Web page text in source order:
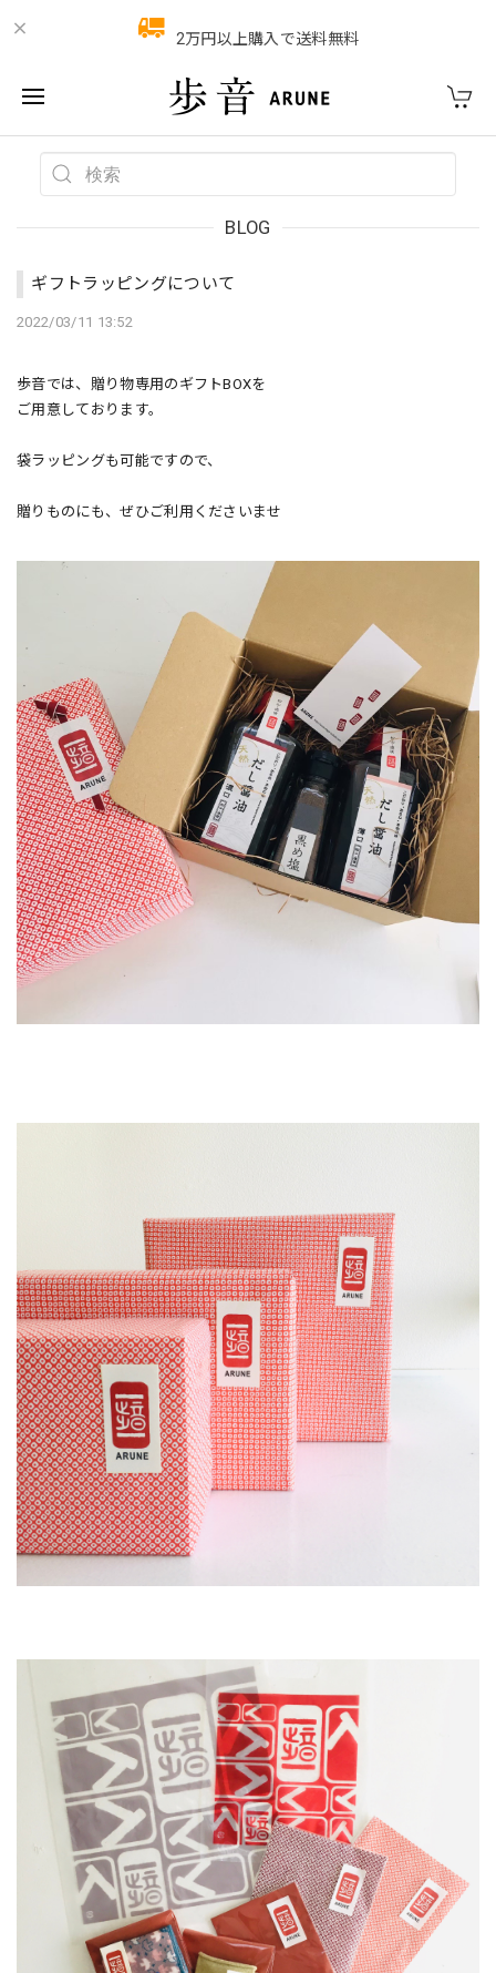
2万円以上購入で送料無料
BLOG
ギフトラッピングについて
2022/03/11 13:52
歩音では、 贈り物専用のギフトBOXを
ご用意しております。
袋ラッピングも可能ですので、
贈りものにも、ぜひご利用くださいませ